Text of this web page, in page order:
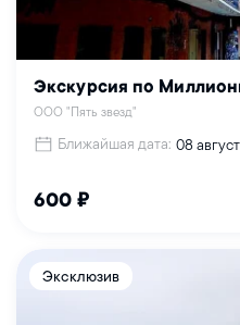
Экскурсия по
ООО "Пять звезд"
Ближайшая дата: 08
600 ₽
Эксклюзив